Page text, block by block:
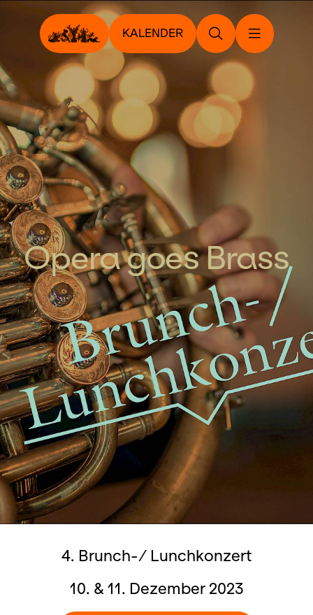
KALENDER
Opera goes Brass
4. Brunch-/ Lunchkonzert
10. & 11. Dezember 2023